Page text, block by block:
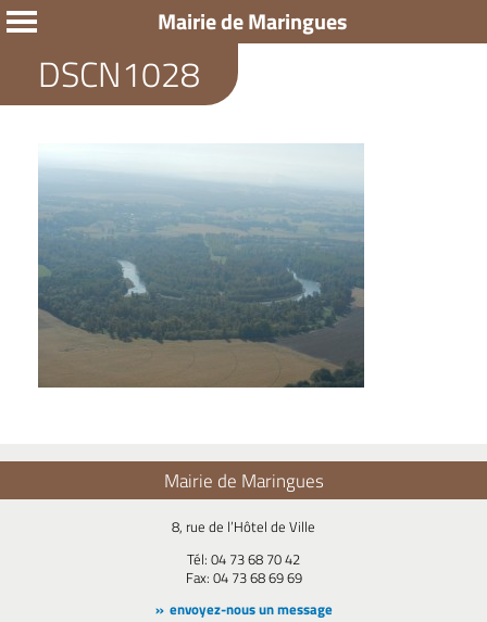
Mairie de Maringues
DSCN1028
Mairie de Maringues
8, rue de l’Hôtel de Ville
Tél: 04 73 68 70 42
Fax: 04 73 68 69 69
envoyez-nous un message